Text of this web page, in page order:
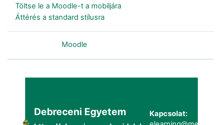
Töltse le a Moodle-t a mobiljára
Áttérés a standard stílusra
Moodle
Debreceni Egyetem
Kapcsolat: